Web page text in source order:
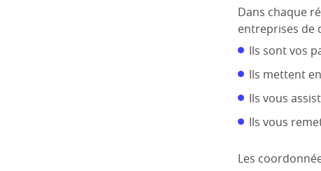
Dans chaque
entreprises de
Ils sont vos
Ils mettent
Ils vous
Ils vous
Les